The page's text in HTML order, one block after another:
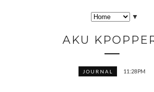
▼
AKU
JOURNAL 11:28 PM